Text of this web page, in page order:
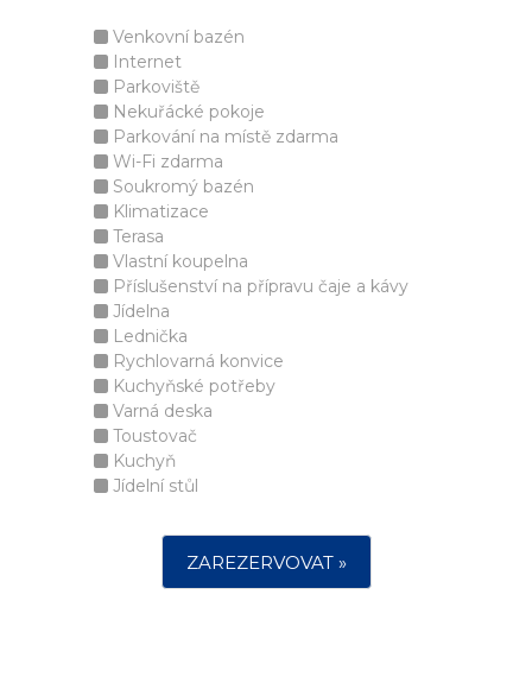
Venkovní bazén
Internet
Parkoviště
Nekuřácké pokoje
Parkování na místě zdarma
Wi-Fi zdarma
Soukromý bazén
Klimatizace
Terasa
Vlastní koupelna
Příslušenství na přípravu čaje a kávy
Jídelna
Lednička
Rychlovarná konvice
Kuchyňské potřeby
Varná deska
Toustovač
Kuchyň
Jídelní stůl
ZAREZERVOVAT »